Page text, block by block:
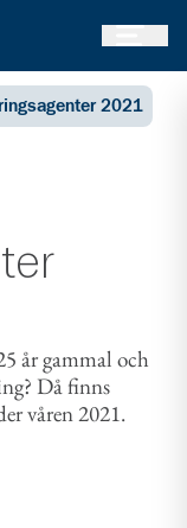
2021
år gammal och
Då finns
våren 2021.